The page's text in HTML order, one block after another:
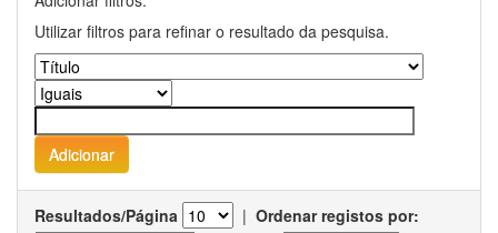
Utilizar filtros para refinar o resultado da pesquisa.
Resultados/Página | Ordenar registos por: